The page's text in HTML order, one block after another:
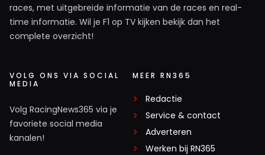
races, met uitgebreide informatie van de races en real-
time informatie. Wil je F1 op TV kijken bekijk dan het
complete overzicht!
VOLG ONS VIA SOCIAL
MEDIA
Volg RacingNews365 via je
favoriete social media
kanalen!
MEER RN365
Redactie
Service & contact
Adverteren
Werken bij RN365